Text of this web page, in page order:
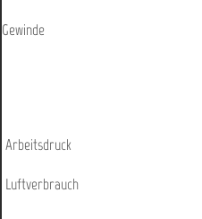
Gewinde
Arbeitsdruck
Luftverbrauch